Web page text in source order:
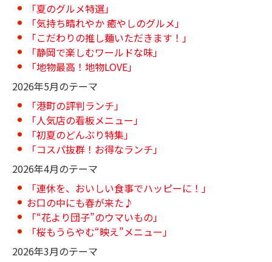
「夏のグルメ特選」
「気持ち晴れやか 癒やしのグルメ」
「こだわりの推し麺いただきます！」
「静岡で楽しむワールドな味」
「地物最高！地物LOVE」
2026年5月のテーマ
「港町の評判ランチ」
「人気店の看板メニュー」
「初夏のどんぶり特集」
「コスパ抜群！お得なランチ」
2026年4月のテーマ
「連休を、おいしい食事でハッピーに！」
お口の中にも春が来た♪
「“花より団子”のウマいもの」
「桜もうらやむ“映え”メニュー」
2026年3月のテーマ